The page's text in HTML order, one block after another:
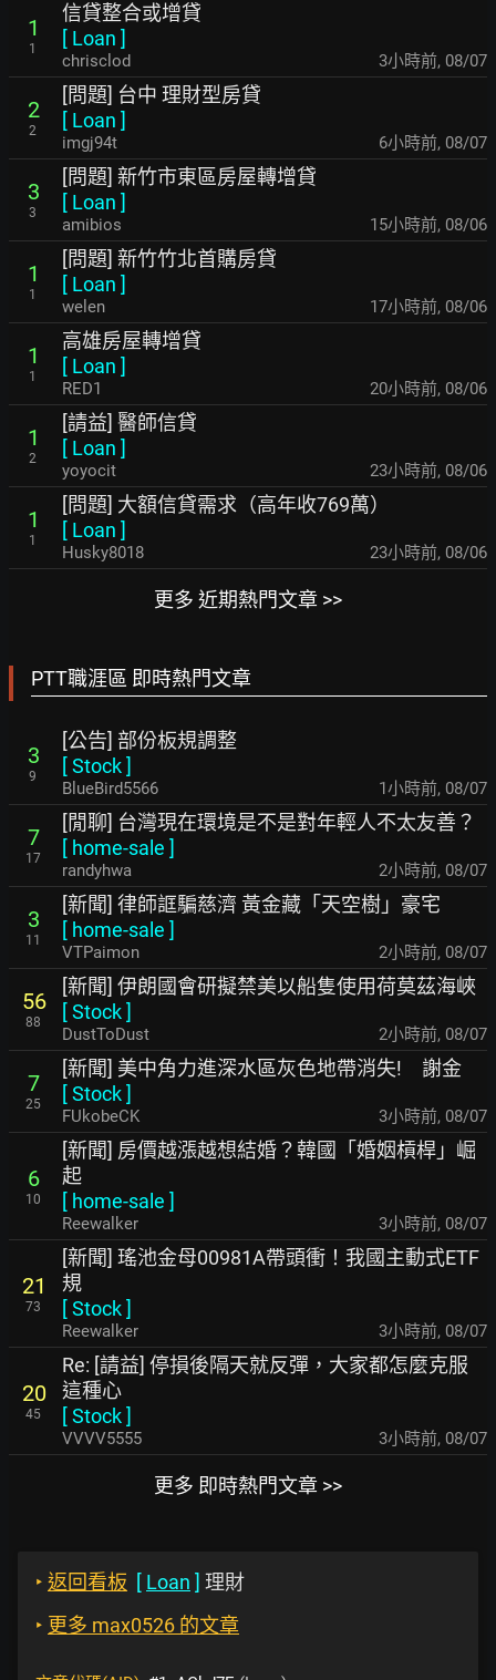
1
1
信貸整合或增貸
[ Loan ]
chrisclod 3小時前, 08/07
2
2
[問題] 台中 理財型房貸
[ Loan ]
imgj94t 6小時前, 08/07
3
3
[問題] 新竹市東區房屋轉增貸
[ Loan ]
amibios 15小時前, 08/06
1
1
[問題] 新竹竹北首購房貸
[ Loan ]
welen 17小時前, 08/06
1
1
高雄房屋轉增貸
[ Loan ]
RED1 20小時前, 08/06
1
2
[請益] 醫師信貸
[ Loan ]
yoyocit 23小時前, 08/06
1
1
[問題] 大額信貸需求（高年收769萬）
[ Loan ]
Husky8018 23小時前, 08/06
更多 近期熱門文章 >>
PTT職涯區 即時熱門文章
3
9
[公告] 部份板規調整
[Stock]
BlueBird5566 1小時前, 08/07
7
17
[閒聊] 台灣現在環境是不是對年輕人不太友善？
[ home-sale ]
randyhwa 2小時前, 08/07
3
11
[新聞] 律師誆騙慈濟 黃金藏「天空樹」豪宅
[ home-sale ]
VTPaimon 2小時前, 08/07
56
88
[新聞] 伊朗國會研擬禁美以船隻使用荷莫茲海峽
[Stock]
DustToDust 2小時前, 08/07
7
25
[新聞] 美中角力進深水區灰色地帶消失! 謝金
[Stock]
FUkobeCK 3小時前, 08/07
6
10
[新聞] 房價越漲越想結婚？韓國「婚姻槓桿」崛
起
[ home-sale ]
Reewalker 3小時前, 08/07
21
73
[新聞] 瑤池金母00981A帶頭衝！我國主動式ETF
規
[Stock]
Reewalker 3小時前, 08/07
20
45
Re: [請益] 停損後隔天就反彈，大家都怎麼克服
這種心
[Stock]
VVVV5555 3小時前, 08/07
更多 即時熱門文章 >>
‣ 返回看板 [ Loan ] 理財
‣ 更多 max0526 的文章